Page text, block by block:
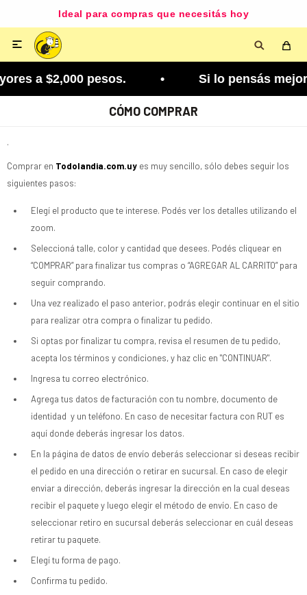
Ideal para compras que necesitás hoy

a $2,000 pesos. • Si lo pensás mejor,
CÓMO COMPRAR
.
Comprar en Todolandia.com.uy es muy sencillo, sólo debes seguir los
siguientes pasos:
Elegí el producto que te interese. Podés ver los detalles utilizando el
zoom.
Seleccioná talle, color y cantidad que desees. Podés cliquear en
“COMPRAR” para finalizar tus compras o “AGREGAR AL CARRITO” para
seguir comprando.
Una vez realizado el paso anterior, podrás elegir continuar en el sitio
para realizar otra compra o finalizar tu pedido.
Si optas por finalizar tu compra, revisa el resumen de tu pedido,
acepta los términos y condiciones, y haz clic en "CONTINUAR".
Ingresa tu correo electrónico.
Agrega tus datos de facturación con tu nombre, documento de
identidad y un teléfono. En caso de necesitar factura con RUT es
aquí donde deberás ingresar los datos.
En la página de datos de envío deberás seleccionar si deseas recibir
el pedido en una dirección o retirar en sucursal. En caso de elegir
enviar a dirección, deberás ingresar la dirección en la cual deseas
recibir el paquete y luego elegir el método de envío. En caso de
seleccionar retiro en sucursal deberás seleccionar en cuál deseas
retirar tu paquete.
Elegí tu forma de pago.
Confirma tu pedido.